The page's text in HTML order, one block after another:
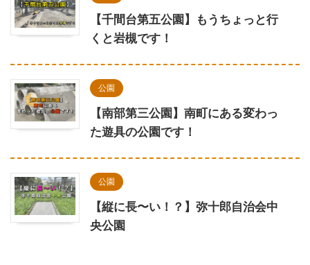
【千間台第五公園】もうちょっと行
くと岩槻です！
公園
【南部第三公園】南町にある変わっ
た遊具の公園です！
公園
【縦に長〜い！？】弥十郎自治会中
央公園